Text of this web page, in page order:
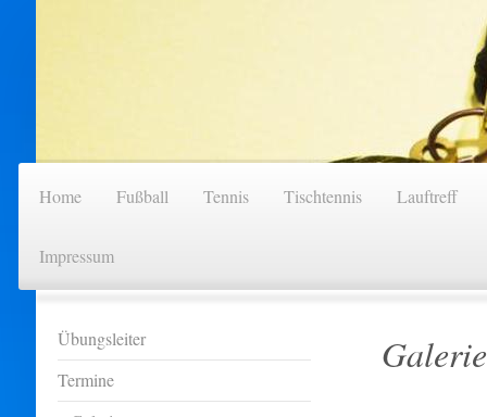
Home Fußball Tennis Tischtennis Lauftreff
Impressum
Übungsleiter
Termine